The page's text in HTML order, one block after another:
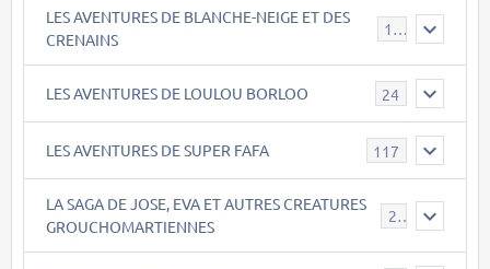
LES AVENTURES DE BLANCHE-NEIGE ET DES
CRENAINS
17
LES AVENTURES DE LOULOU BORLOO 24
LES AVENTURES DE SUPER FAFA 117
LA SAGA DE JOSE, EVA ET AUTRES CREATURES
GROUCHOMARTIENNES
26